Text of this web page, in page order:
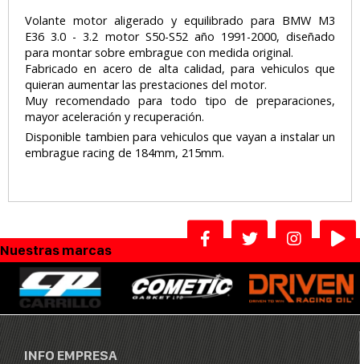
Volante motor aligerado y equilibrado para BMW M3
E36 3.0 - 3.2 motor S50-S52 año 1991-2000, diseñado
para montar sobre embrague con medida original.
Fabricado en acero de alta calidad, para vehiculos que
quieran aumentar las prestaciones del motor.
Muy recomendado para todo tipo de preparaciones,
mayor aceleración y recuperación.
Disponible tambien para vehiculos que vayan a instalar un
embrague racing de 184mm, 215mm.
Nuestras marcas
INFO EMPRESA